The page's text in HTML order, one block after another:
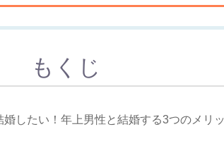
もくじ
婚したい！年上男性と結婚する3つのメリッ